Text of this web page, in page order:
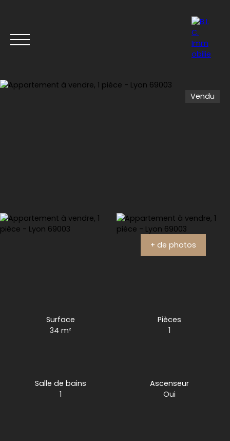
Vendu
+ de photos
Surface
34m²
Pièces
1
Salle de bains
1
Ascenseur
Oui